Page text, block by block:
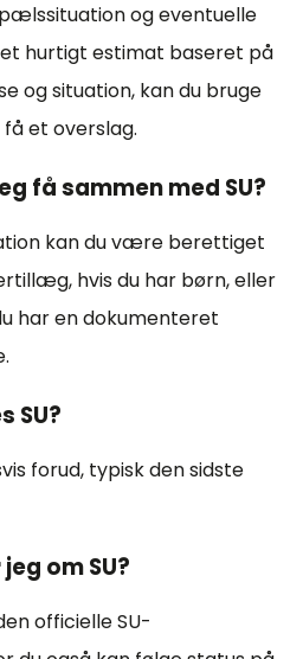
og eventuelle
hurtigt estimat baseret på
og situation, kan du bruge
et overslag.
få sammen med SU?
kan du være berettiget
hvis du har børn, eller
har en dokumenteret
SU?
forud, typisk den sidste
om SU?
officielle SU-